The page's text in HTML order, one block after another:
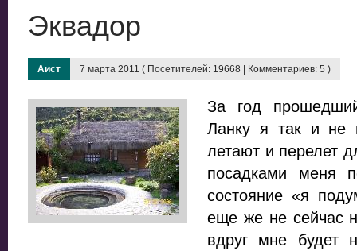
Эквадор
Аист 7 марта 2011 ( Посетителей: 19668 | Комментариев: 5 )
За год
Ланку я так и не
летают и перелет
посадками меня
состояние «я
еще же не сейчас
вдруг мне будет